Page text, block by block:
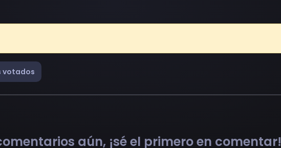
votados
aún, ¡sé el primero en comentar!